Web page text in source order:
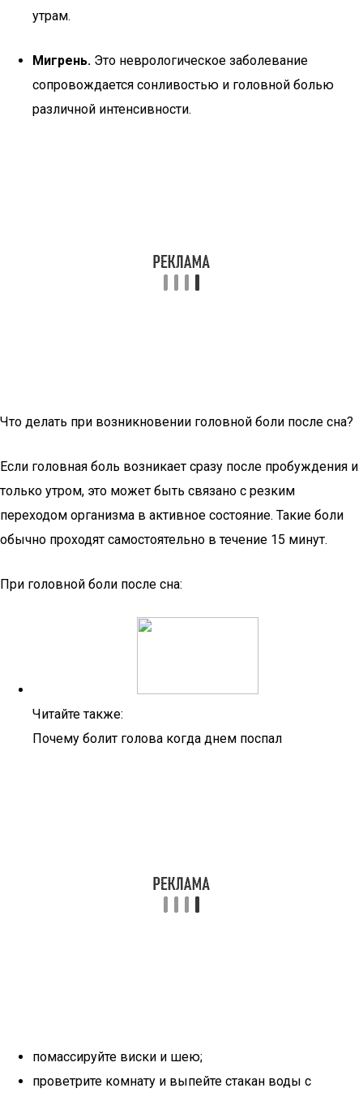
утрам.
Мигрень. Это неврологическое заболевание
сопровождается сонливостью и головной болью
различной интенсивности.
Что делать при возникновении головной боли после сна?
Если головная боль возникает сразу после пробуждения и
только утром, это может быть связано с резким
переходом организма в активное состояние. Такие боли
обычно проходят самостоятельно в течение 15 минут.
При головной боли после сна:
Читайте также:
Почему болит голова когда днем поспал
помассируйте виски и шею;
проветрите комнату и выпейте стакан воды с